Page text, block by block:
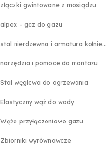
złączki gwintowane z mosiądzu
alpex - gaz do gazu
stal nierdzewna i armatura kołnierzowa
narzędzia i pomoce do montażu
Stal węglowa do ogrzewania
Elastyczny wąż do wody
Węże przyłączeniowe gazu
Zbiorniki wyrównawcze